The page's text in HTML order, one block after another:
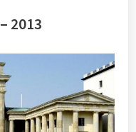
2013